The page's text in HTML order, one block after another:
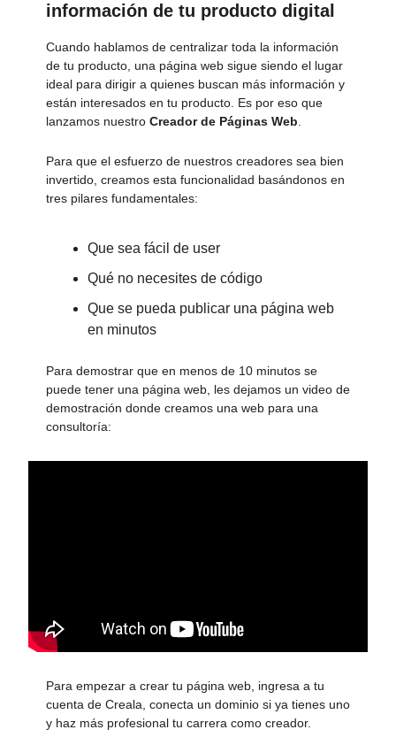
información de tu producto digital
Cuando hablamos de centralizar toda la información
de tu producto, una página web sigue siendo el lugar
ideal para dirigir a quienes buscan más información y
están interesados en tu producto. Es por eso que
lanzamos nuestro Creador de Páginas Web.
Para que el esfuerzo de nuestros creadores sea bien
invertido, creamos esta funcionalidad basándonos en
tres pilares fundamentales:
Que sea fácil de user
Qué no necesites de código
Que se pueda publicar una página web
en minutos
Para demostrar que en menos de 10 minutos se
puede tener una página web, les dejamos un video de
demostración donde creamos una web para una
consultoría:
Para empezar a crear tu página web, ingresa a tu
cuenta de Creala, conecta un dominio si ya tienes uno
y haz más profesional tu carrera como creador.